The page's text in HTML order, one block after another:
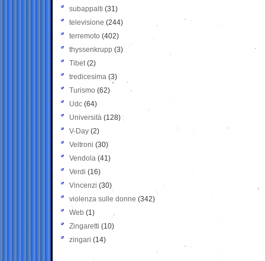
subappalti (31)
televisione(244)
terremoto (402)
thyssenkrupp (3)
Tibet(2)
tredicesima (3)
Turismo (62)
Udc (64)
Università (128)
V-Day (2)
Veltroni (30)
Vendola (41)
Verdi (16)
Vincenzi (30)
violenza sulle donne (342)
Web (1)
Zingaretti (10)
zingari (14)